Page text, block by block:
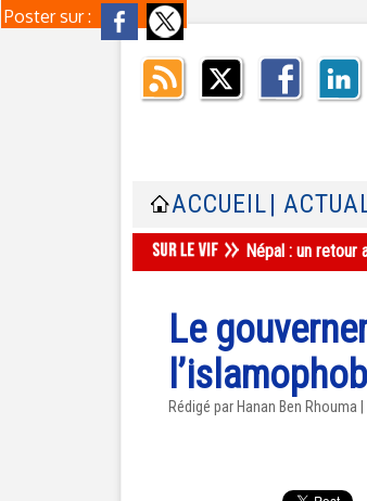
Poster sur :
ACCUEIL |
Népal : un retour
Le
Rédigé par Hanan Ben Rhouma